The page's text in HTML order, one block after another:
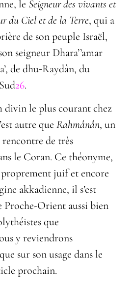
le Seigneur des vivants et
du Ciel et de la Terre, qui a
de son peuple Israël,
seigneur Dhara’’amar
de dhu‑Raydân, du
26.
divin le plus courant chez
autre que Rahmânân, un
rencontre de très
le Coran. Ce théonyme,
proprement juif et encore
akkadienne, il s’est
Proche-Orient aussi bien
que
y reviendrons
sur son usage dans le
prochain.